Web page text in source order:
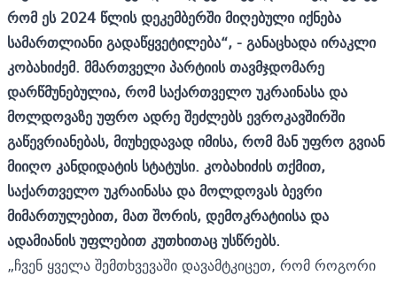
რომ ეს 2024 წლის დეკემბერში მიღებული იქნება
სამართლიანი გადაწყვეტილება“, - განაცხადა ირაკლი
კობახიძემ. მმართველი პარტიის თავმჯდომარე
დარწმუნებულია, რომ საქართველო უკრაინასა და
მოლდოვაზე უფრო ადრე შეძლებს ევროკავშირში
გაწევრიანებას, მიუხედავად იმისა, რომ მან უფრო გვიან
მიიღო კანდიდატის სტატუსი. კობახიძის თქმით,
საქართველო უკრაინასა და მოლდოვას ბევრი
მიმართულებით, მათ შორის, დემოკრატიისა და
ადამიანის უფლებით კუთხითაც უსწრებს.
„ჩვენ ყველა შემთხვევაში დავამტკიცეთ, რომ როგორი